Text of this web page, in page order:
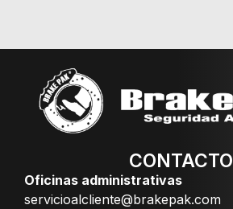
CONTACTO
Oficinas administrativas
servicioalcliente@brakepak.com